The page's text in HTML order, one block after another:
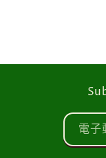
電子